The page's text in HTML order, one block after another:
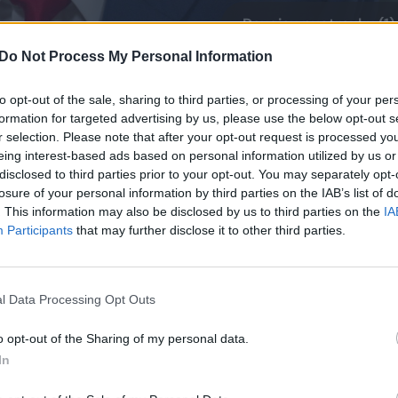
Do Not Process My Personal Information
opt-out of the sale, sharing to third parties, or processing of your
for targeted advertising by us, please use the below opt-out
selection. Please note that after your opt-out request is processed
interest-based ads based on personal information utilized by us
to third parties prior to your opt-out. You may separately
of your personal information by third parties on the IAB’s list of
This information may also be disclosed by us to third parties on the
Participants that may further disclose it to other third parties.
Data Processing Opt Outs
opt-out of the Sharing of my personal data.
Daugiau nuotraukų (1)
lėktuvas C-17 su įjungtu atsakikliu,
ginklų sandėlio Kirtlando oro pajėgų bazėje
valstijoje, į Didžiosios Britanijos Karališkųjų
mieste.
virš JAV teritorijos, jis priklauso branduolinėms
Nuclear Airlift Force, PNAF), atsakingoms už
įskaitant kovines galvutes, pervežimą oru.
branduolinių valstybių, pasirašiusi
arsenalą sudaro maždaug 225 kovinės